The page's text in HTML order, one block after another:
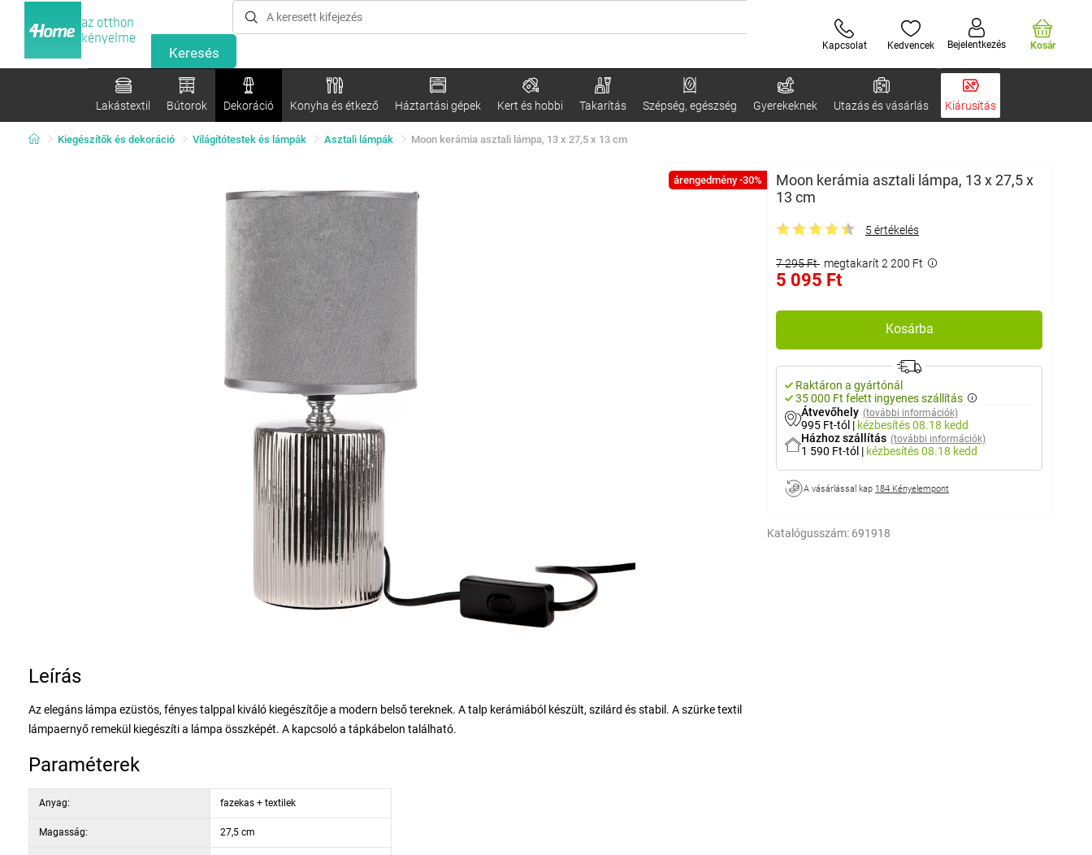
az otthon
kényelme
Kapcsolat Kedvencek Bejelentkezés Kosár
Lakástextil Bútorok Dekoráció Konyha és étkező Háztartási gépek Kert és hobbi Takarítás Szépség, egészség Gyerekeknek Utazás és vásárlás Kiárusítás
Kiegészítők és dekoráció Világítótestek és lámpák Asztali lámpák Moon kerámia asztali lámpa, 13 x 27,5 x 13 cm
árengedmény -30%
Moon kerámia asztali lámpa, 13 x 27,5 x
13 cm
5 értékelés
7 295 Ft megtakarít 2 200 Ft
5 095 Ft
Kosárba
Raktáron a gyártónál
35 000 Ft felett ingyenes szállítás
Átvevőhely (további információk)
995 Ft-tól | kézbesítés08.18 kedd
Házhoz szállítás (további információk)
1 590 Ft-tól | kézbesítés08.18 kedd
A vásárlással kap 184 Kényelempont
Katalógusszám: 691918
Leírás
Az elegáns lámpa ezüstös, fényes talppal kiváló kiegészítője a modern belső tereknek. A talp kerámiából készült, szilárd és stabil. A szürke textil
lámpaernyő remekül kiegészíti a lámpa összképét. A kapcsoló a tápkábelon található.
Paraméterek
Anyag: fazekas + textilek
Magasság: 27,5 cm